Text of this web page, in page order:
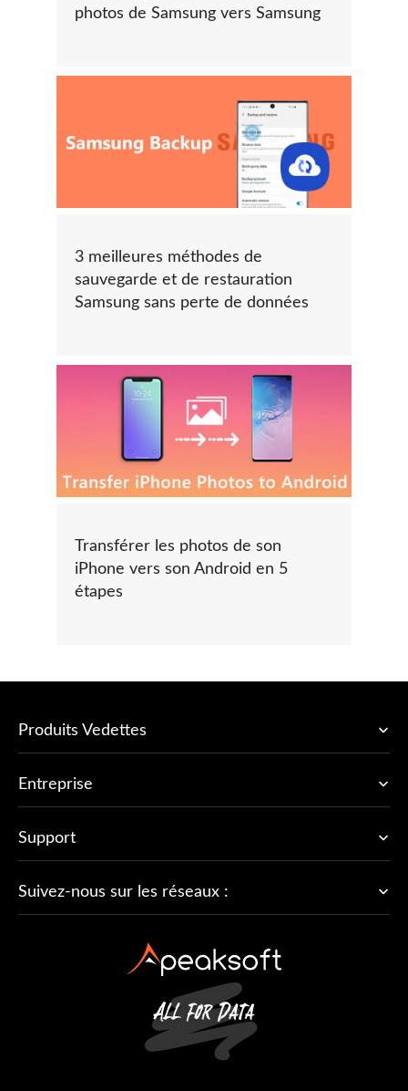
photos de Samsung vers Samsung
3 meilleures méthodes de
sauvegarde et de restauration
Samsung sans perte de données
Transférer les photos de son
iPhone vers son Android en 5
étapes
Produits Vedettes
Entreprise
Support
Suivez-nous sur les réseaux :